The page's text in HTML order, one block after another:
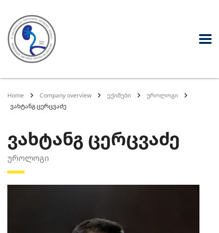
Home Company overview ექიმები
უროლოგი
ვახტანგ ცერცვაძე
ვახტანგ ცერცვაძე
უროლოგი